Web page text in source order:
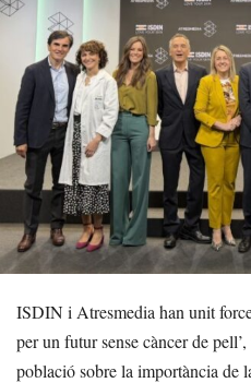
ISDIN i Atresmedia han unit
per un futur sense càncer de
població sobre la importància de